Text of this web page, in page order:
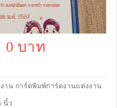
0 บาท
าน การ์ดพิมพ์การ์ดงานแต่งงาน
นิ้ว